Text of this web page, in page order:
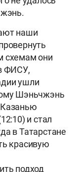
наши
схемам они
ФИСУ,
ушли
Шэньчжэнь
и стал
в Татарстане
красивую
подход